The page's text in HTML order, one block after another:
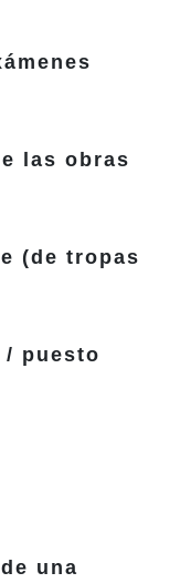
las obras
(de tropas
/ puesto
una